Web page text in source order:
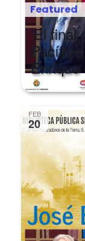
‘El final
Pacífico
FEB